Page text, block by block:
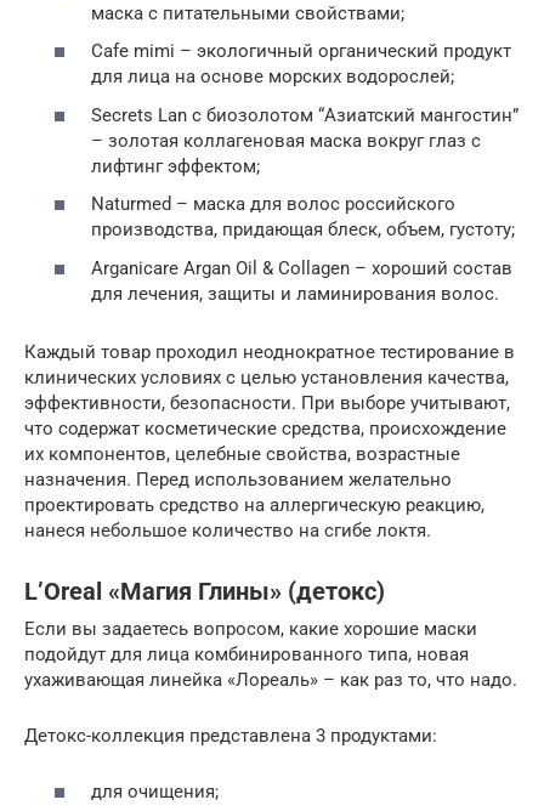
маска с питательными свойствами;
Cafe mimi – экологичный органический продукт
для лица на основе морских водорослей;
Secrets Lan с биозолотом “Азиатский мангостин”
– золотая коллагеновая маска вокруг глаз с
лифтинг эффектом;
Naturmed – маска для волос российского
производства, придающая блеск, объем, густоту;
Arganicare Argan Oil & Collagen – хороший состав
для лечения, защиты и ламинирования волос.
Каждый товар проходил неоднократное тестирование в
клинических условиях с целью установления качества,
эффективности, безопасности. При выборе учитывают,
что содержат косметические средства, происхождение
их компонентов, целебные свойства, возрастные
назначения. Перед использованием желательно
проектировать средство на аллергическую реакцию,
нанеся небольшое количество на сгибе локтя.
L’Oreal «Магия Глины» (детокс)
Если вы задаетесь вопросом, какие хорошие маски
подойдут для лица комбинированного типа, новая
ухаживающая линейка «Лореаль» – как раз то, что надо.
Детокс-коллекция представлена 3 продуктами:
для очищения;